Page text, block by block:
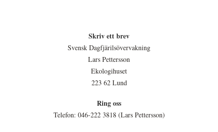
Skriv ett brev
Svensk Dagfjärilsövervakning
Lars Pettersson
Ekologihuset
223 62 Lund
Ring oss
Telefon: 046-222 3818 (Lars Pettersson)